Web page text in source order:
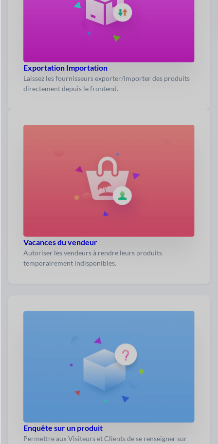
Exportation Importation
Laissez les fournisseurs exporter/importer des produits
directement depuis le frontend.
Vacances du vendeur
Autoriser les vendeurs à rendre leurs produits
temporairement indisponibles.
Enquête sur un produit
Permettre aux Visiteurs et Clients de se renseigner sur